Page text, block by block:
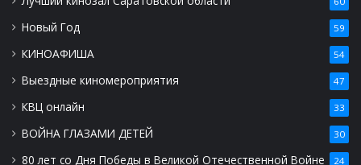
Новый Год 59
КИНОАФИША 54
Выездные киномероприятия 47
КВЦ онлайн 33
ВОЙНА ГЛАЗАМИ ДЕТЕЙ 30
80 лет со Дня Победы в Великой Отечественной Войне 24